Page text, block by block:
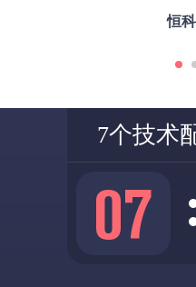
恒
7个技术
07